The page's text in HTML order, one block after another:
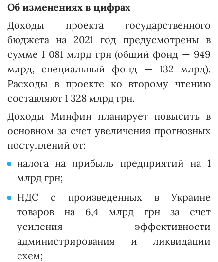
Об изменениях в цифрах
Доходы проекта государственного
бюджета на 2021 год предусмотрены в
сумме 1 081 млрд грн (общий фонд — 949
млрд, специальный фонд — 132 млрд).
Расходы в проекте ко второму чтению
составляют 1 328 млрд грн.
Доходы Минфин планирует повысить в
основном за счет увеличения прогнозных
поступлений от:
налога на прибыль предприятий на 1
млрд грн;
НДС с произведенных в Украине
товаров на 6,4 млрд грн за счет
усиления эффективности
администрирования и ликвидации
схем;